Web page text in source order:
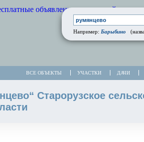
ВСЕ ОБЪЕКТЫ УЧАСТКИ ДАЧИ
Например: Барыбино
Старорузское